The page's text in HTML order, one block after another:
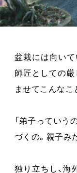
盆栽には向いて
師匠としての
ませてこんなこ
「弟子っていう
づくの。親子み
独り立ちし、海